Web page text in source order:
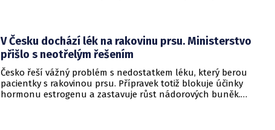
V Česku dochází lék na rakovinu prsu. Ministerstvo
přišlo s neotřelým řešením
Česko řeší vážný problém s nedostatkem léku, který berou
pacientky s rakovinou prsu. Přípravek totiž blokuje účinky
hormonu estrogenu a zastavuje růst nádorových buněk.